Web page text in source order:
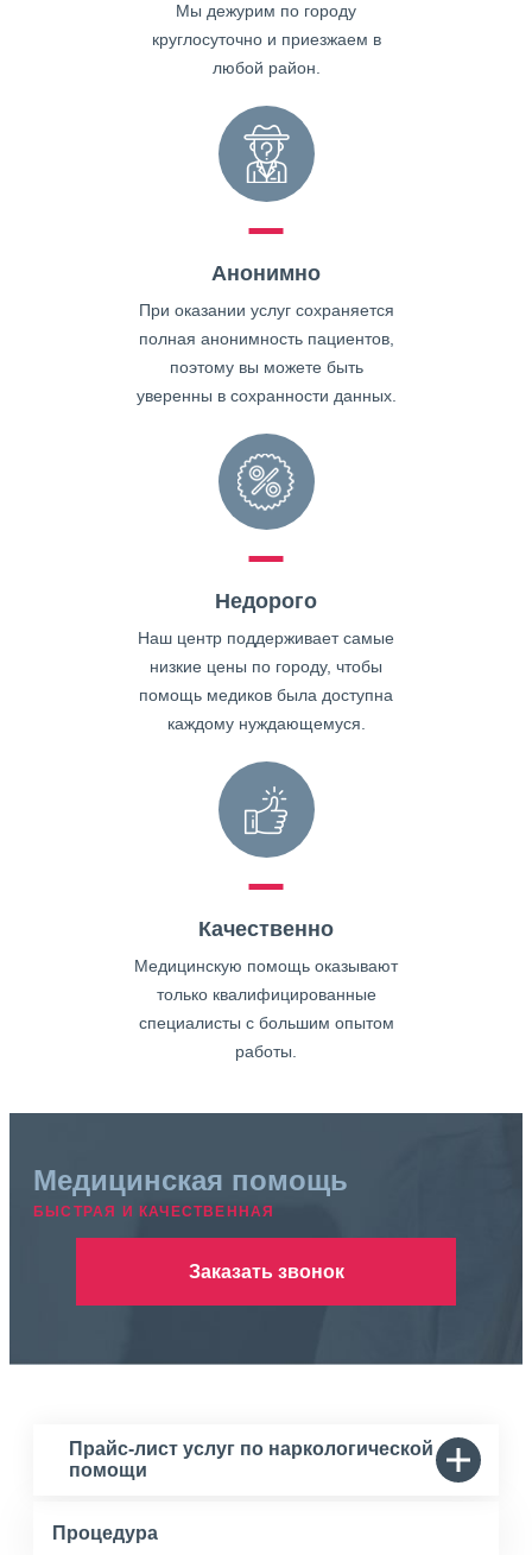
Мы дежурим по городу
круглосуточно и приезжаем в
любой район.
Анонимно
При оказании услуг сохраняется
полная анонимность пациентов,
поэтому вы можете быть
уверенны в сохранности данных.
Недорого
Наш центр поддерживает самые
низкие цены по городу, чтобы
помощь медиков была доступна
каждому нуждающемуся.
Качественно
Медицинскую помощь оказывают
только квалифицированные
специалисты с большим опытом
работы.
Медицинская помощь
БЫСТРАЯ И КАЧЕСТВЕННАЯ
Заказать звонок
Прайс-лист услуг по наркологической
помощи
Процедура